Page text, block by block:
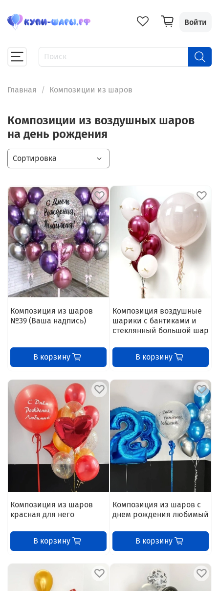
Войти
Главная Композиции из шаров
Композиции из воздушных шаров
на день рождения
Композиция из шаров
№39 (Ваша надпись)
В корзину
Композиция воздушные
шарики с бантиками и
стеклянный большой шар
В корзину
Композиция из шаров
красная для него
В корзину
Композиция из шаров с
днем рождения любимый
В корзину